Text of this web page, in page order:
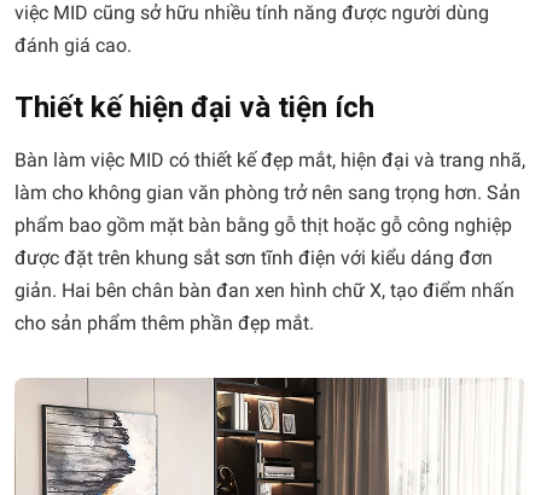
việc MID cũng sở hữu nhiều tính năng được người dùng
đánh giá cao.
Thiết kế hiện đại và tiện ích
Bàn làm việc MID có thiết kế đẹp mắt, hiện đại và trang nhã,
làm cho không gian văn phòng trở nên sang trọng hơn. Sản
phẩm bao gồm mặt bàn bằng gỗ thịt hoặc gỗ công nghiệp
được đặt trên khung sắt sơn tĩnh điện với kiểu dáng đơn
giản. Hai bên chân bàn đan xen hình chữ X, tạo điểm nhấn
cho sản phẩm thêm phần đẹp mắt.